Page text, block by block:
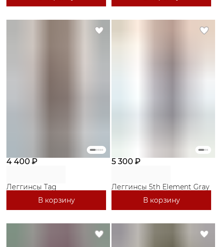
4 400 ₽
Леггинсы Tag
В корзину
5 300 ₽
Леггинсы 5th Element Gray
В корзину